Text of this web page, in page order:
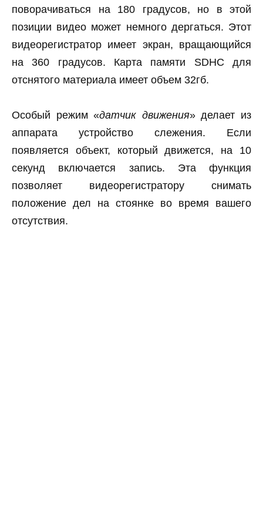
поворачиваться на 180 градусов, но в этой
позиции видео может немного дергаться. Этот
видеорегистратор имеет экран, вращающийся
на 360 градусов. Карта памяти SDHC для
отснятого материала имеет объем 32гб.
Особый режим «датчик движения» делает из
аппарата устройство слежения. Если
появляется объект, который движется, на 10
секунд включается запись. Эта функция
позволяет видеорегистратору снимать
положение дел на стоянке во время вашего
отсутствия.